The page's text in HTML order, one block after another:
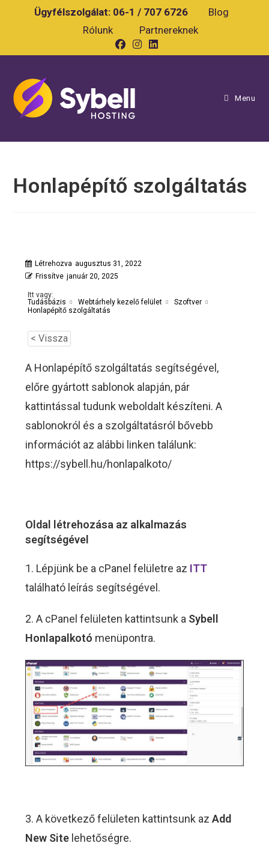
Ügyfélszolgálat: 06-1 / 707 6726
Blog
Rólunk
Partnereknek
Menu
Honlapépítő szolgáltatás
Létrehozva augusztus 31, 2022
Frissítve január 20, 2025
Itt vagy:
Tudásbázis
Webtárhely kezelő felület
Szoftver
Honlapépítő szolgáltatás
< Vissza
A Honlapépítő szolgáltatás segítségével,
előre gyártott sablonok alapján, pár
kattintással tudunk weboldalt készíteni. A
sablonokról és a szolgáltatásról bővebb
információt az alábbi linken találunk:
https://sybell.hu/honlapalkoto/
Oldal létrehozása az alkalmazás
segítségével
1. Lépjünk be a cPanel felületre az ITT
található leírás segítségével.
2. A cPanel felületen kattintsunk a Sybell
Honlapalkotó menüpontra.
3. A következő felületen kattintsunk azAdd
New Site lehetőségre.